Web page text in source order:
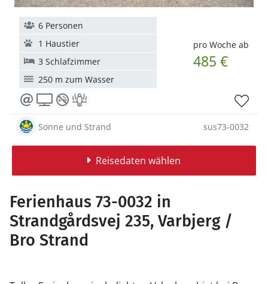
pro Woche ab
485 €
6 Personen
1 Haustier
3 Schlafzimmer
250 m zum Wasser
Sonne und Strand sus73-0032
Reisedaten wählen
Ferienhaus 73-0032 in
Strandgårdsvej 235, Varbjerg /
Bro Strand